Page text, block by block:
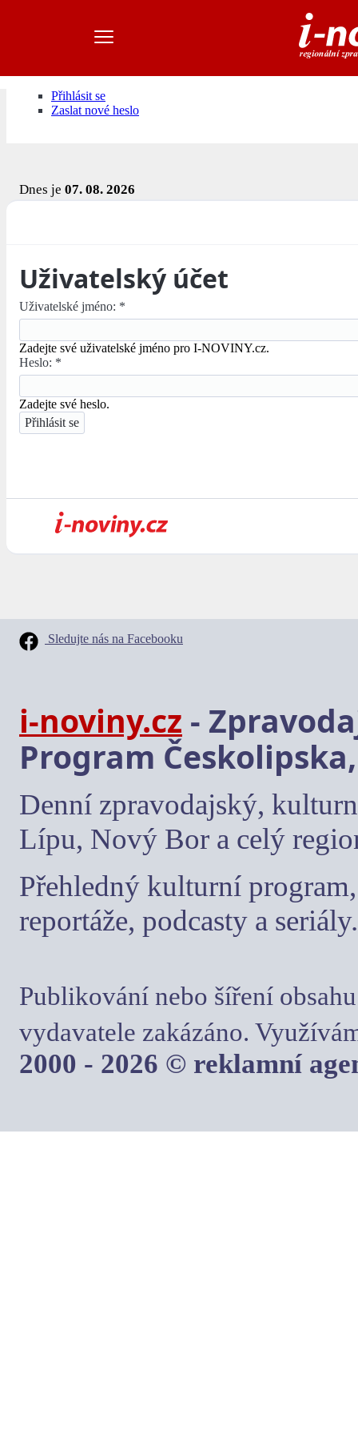
Přihlásit se
Zaslat nové heslo
Dnes je 07. 08. 2026
Uživatelský účet
Uživatelské jméno: *
Zadejte své uživatelské jméno pro I-NOVINY.cz.
Heslo: *
Zadejte své heslo.
Sledujte nás na Facebooku
i-noviny.cz -
Program
Denní zpravodajský,
Lípu, Nový Bor a celý
Přehledný kulturní
reportáže, podcasty a seriály.
Publikování nebo šíření
vydavatele zakázáno.
2000 - 2026 © reklamní